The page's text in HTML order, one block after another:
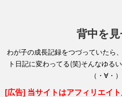
背中を
わが子の成長記録をつづっていたら
ト日記に変わってる(笑)そんなゆる
（・∀・
[広告] 当サイトはアフィリエイ